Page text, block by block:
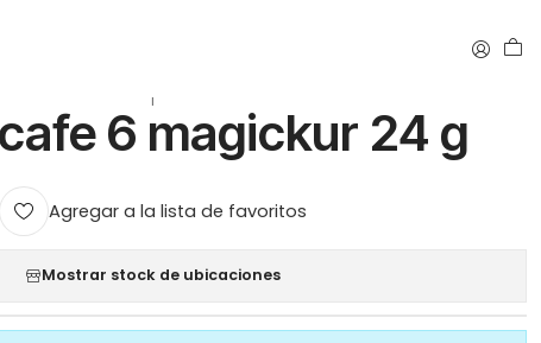
|
6 magickur 24 g
Agregar a la lista de favoritos
Mostrar stock de ubicaciones